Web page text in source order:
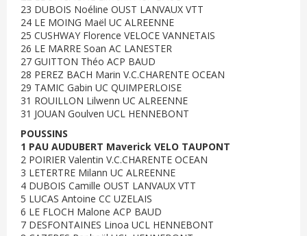
23 DUBOIS Noéline OUST LANVAUX VTT
24 LE MOING Maël UC ALREENNE
25 CUSHWAY Florence VELOCE VANNETAIS
26 LE MARRE Soan AC LANESTER
27 GUITTON Théo ACP BAUD
28 PEREZ BACH Marin V.C.CHARENTE OCEAN
29 TAMIC Gabin UC QUIMPERLOISE
31 ROUILLON Lilwenn UC ALREENNE
31 JOUAN Goulven UCL HENNEBONT
POUSSINS
1 PAU AUDUBERT Maverick VELO TAUPONT
2 POIRIER Valentin V.C.CHARENTE OCEAN
3 LETERTRE Milann UC ALREENNE
4 DUBOIS Camille OUST LANVAUX VTT
5 LUCAS Antoine CC UZELAIS
6 LE FLOCH Malone ACP BAUD
7 DESFONTAINES Linoa UCL HENNEBONT